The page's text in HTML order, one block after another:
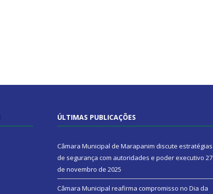
ÚLTIMAS PUBLICAÇÕES
Câmara Municipal de Marapanim discute estratégias
de segurança com autoridades e poder executivo 27
de novembro de 2025
Câmara Municipal reafirma compromisso no Dia da